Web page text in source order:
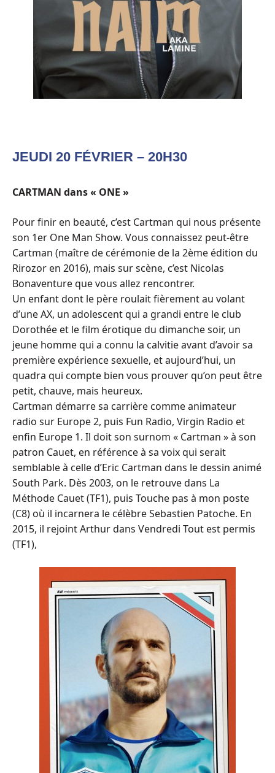
JEUDI 20 FÉVRIER – 20H30
CARTMAN dans « ONE »
Pour finir en beauté, c’est Cartman qui nous présente
son 1er One Man Show. Vous connaissez peut-être
Cartman (maître de cérémonie de la 2ème édition du
Rirozor en 2016), mais sur scène, c’est Nicolas
Bonaventure que vous allez rencontrer.
Un enfant dont le père roulait fièrement au volant
d’une AX, un adolescent qui a grandi entre le club
Dorothée et le film érotique du dimanche soir, un
jeune homme qui a connu la calvitie avant d’avoir sa
première expérience sexuelle, et aujourd’hui, un
quadra qui compte bien vous prouver qu’on peut être
petit, chauve, mais heureux.
Cartman démarre sa carrière comme animateur
radio sur Europe 2, puis Fun Radio, Virgin Radio et
enfin Europe 1. Il doit son surnom « Cartman » à son
patron Cauet, en référence à sa voix qui serait
semblable à celle d’Eric Cartman dans le dessin animé
South Park. Dès 2003, on le retrouve dans La
Méthode Cauet (TF1), puis Touche pas à mon poste
(C8) où il incarnera le célèbre Sebastien Patoche. En
2015, il rejoint Arthur dans Vendredi Tout est permis
(TF1),